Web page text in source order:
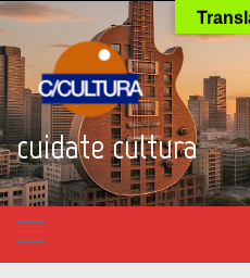
Skip
to
content
cuidate cultura